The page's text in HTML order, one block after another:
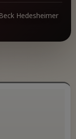
Hedesheimer